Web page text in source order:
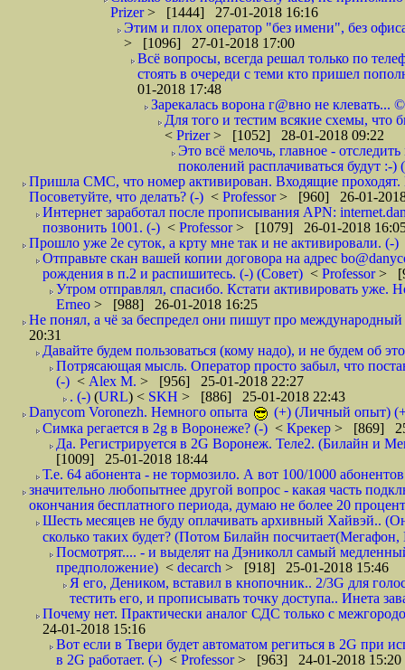
Prizer> [1444] 27-01-2018 16:16
Этим и плох оператор "без имени", без
> [1096] 27-01-2018 17:00
Всё вопросы, всегда решал только по
стоять в очереди с теми кто пришел
01-2018 17:48
Зарекалась ворона г@вно не клевать...
Для того и тестим всякие схемы, что
< Prizer> [1052] 28-01-2018 09:22
Это всё мелочь, главное -
поколений расплачиваться будут :-)
Пришла СМС, что номер активирован. Входящие проходят.
Посоветуйте, что делать? (-) < Professor> [960] 26-01-
Интернет заработал после прописывания APN:
позвонить 1001. (-) < Professor> [1079] 26-01-2018
Прошло уже 2е суток, а крту мне так и не активировали. (-)
Отправьте скан вашей копии договора на адрес
рождения в п.2 и распишитесь. (-) (Совет) < Professor>
Утром отправлял, спасибо. Кстати активировать уже.
Erneo > [988] 26-01-2018 16:25
Не понял, а чё за беспредел они пишут про
20:31
Давайте будем пользоваться (кому надо), и не будем об
Потрясающая мысль. Оператор просто забыл, что
(-) < Alex M. > [956] 25-01-2018 22:27
. (-) (URL) < SKH > [886] 25-01-2018 22:43
Danycom Voronezh. Немного опыта
(+) (Личный опыт)
Симка регается в 2g в Воронеже? (-) < Крекер > [869]
Да. Регистрируется в 2G Воронеж. Теле2. (Билайн и
[1009] 25-01-2018 18:44
Т.е. 64 абонента - не тормозило. А вот 100/1000
значительно любопытнее другой вопрос - какая часть
окончания бесплатного периода, думаю не более 20
Шесть месяцев не буду оплачивать архивный Хайвэй..
сколько таких будет? (Потом Билайн
Посмотрят.... - и выделят на Дэниколл самый
предположение) < decarch > [918] 25-01-2018 15:46
Я его, Деником, вставил в кнопочник.. 2/3G для
тестить его, и прописывать точку доступа.. Инета
Почему нет. Практически аналог СДС только с
24-01-2018 15:16
Вот если в Твери будет автоматом региться в 2G при
в 2G работает. (-) < Professor> [963] 24-01-2018 15:20